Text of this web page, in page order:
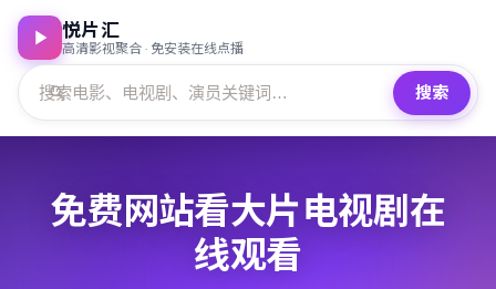
悦片汇
高清影视聚合 · 免安装在线点播
搜索
免费网站看大片电视剧在
线观看